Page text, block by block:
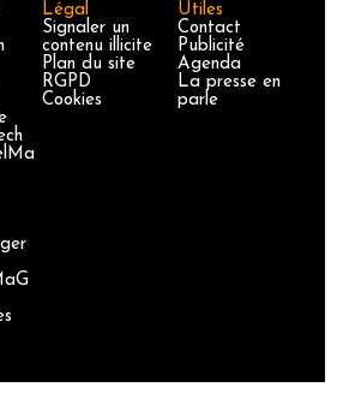
Légal
Signaler un
contenu illicite
Plan du site
RGPD
Cookies
Utiles
Contact
Publicité
Agenda
La presse en
parle